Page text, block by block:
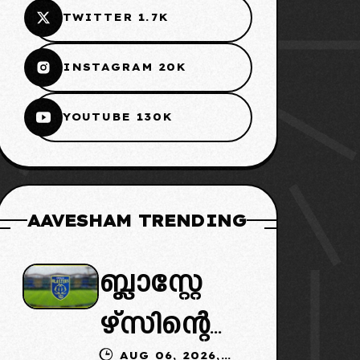
TWITTER 1.7K
INSTAGRAM 20K
YOUTUBE 130K
AAVESHAM TRENDING
ബ്ലാസ്റ്റേ
ഴ്സിന്റെ
AUG 06, 2026,